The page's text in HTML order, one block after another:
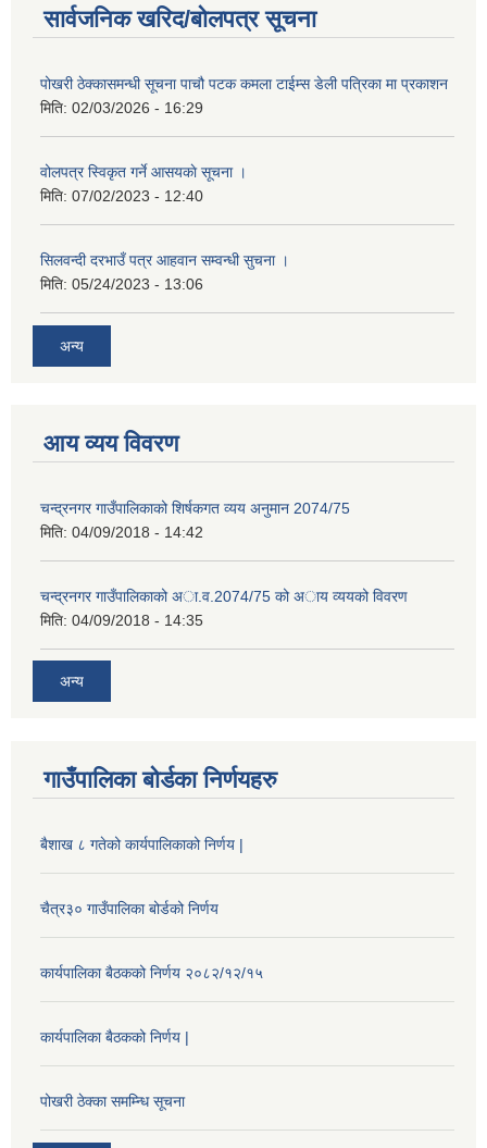
सार्वजनिक खरिद/बोलपत्र सूचना
पोखरी ठेक्कासमन्धी सूचना पाचौ पटक कमला टाईम्स डेली पत्रिका मा प्रकाशन
मिति: 02/03/2026 - 16:29
वोलपत्र स्विकृत गर्ने आसयकाे सूचना ।
मिति: 07/02/2023 - 12:40
सिलवन्दी दरभाउँ पत्र आहवान सम्वन्धी सुचना ।
मिति: 05/24/2023 - 13:06
अन्य
आय व्यय विवरण
चन्द्रनगर गाउँपालिकाको शिर्षकगत व्यय अनुमान 2074/75
मिति: 04/09/2018 - 14:42
चन्द्रनगर गाउँपालिकाको अा‍‍‍.व.2074/75 को अाय व्ययको विवरण
मिति: 04/09/2018 - 14:35
अन्य
गाउँपालिका बोर्डका निर्णयहरु
बैशाख ८ गतेको कार्यपालिकाको निर्णय |
चैत्र३० गाउँपालिका बोर्डको निर्णय
कार्यपालिका बैठकको निर्णय २०८२/१२/१५
कार्यपालिका बैठकको निर्णय |
पोखरी ठेक्का समम्न्धि सूचना